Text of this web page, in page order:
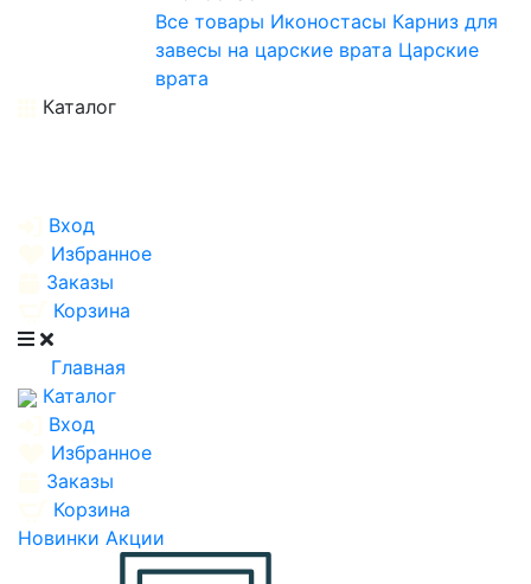
Все товары Иконостасы Карниз для
завесы на царские врата Царские
врата
Каталог
Вход
Избранное
Заказы
Корзина
Главная
Каталог
Вход
Избранное
Заказы
Корзина
Новинки Акции